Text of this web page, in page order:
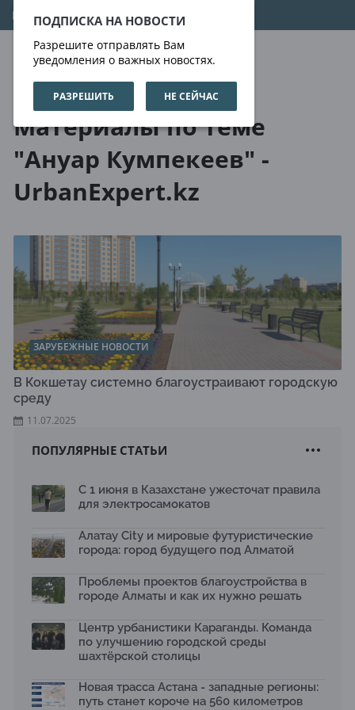
ПОДПИСКА НА НОВОСТИ
Разрешите отправлять Вам
уведомления о важных новостях.
РАЗРЕШИТЬ НЕ СЕЙЧАС
07.08.2026 11:52:30
О нас Метки
Материалы по теме
"Ануар Кумпекеев" -
UrbanExpert.kz
ЗАРУБЕЖНЫЕ НОВОСТИ
В Кокшетау системно благоустраивают городскую
среду
11.07.2025
ПОПУЛЯРНЫЕ СТАТЬИ
С 1 июня в Казахстане ужесточат правила
для электросамокатов
Алатау City и мировые футуристические
города: город будущего под Алматой
Проблемы проектов благоустройства в
городе Алматы и как их нужно решать
Центр урбанистики Караганды. Команда
по улучшению городской среды
шахтёрской столицы
Новая трасса Астана - западные регионы:
путь станет короче на 560 километров